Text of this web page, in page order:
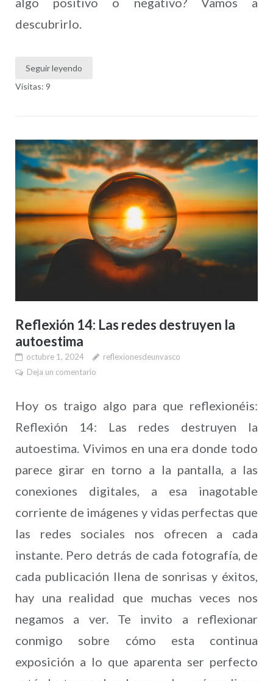
descubrirlo.
Seguir leyendo
Visitas: 9
Reflexión 14: Las redes destruyen la
autoestima
octubre 1, 2024
reflexionesdeunvasco
Deja un comentario
Hoy os traigo algo para que reflexionéis:
Reflexión 14: Las redes destruyen la
autoestima. Vivimos en una era donde todo
parece girar en torno a la pantalla, a las
conexiones digitales, a esa inagotable
corriente de imágenes y vidas perfectas que
las redes sociales nos ofrecen a cada
instante. Pero detrás de cada fotografía, de
cada publicación llena de sonrisas y éxitos,
hay una realidad que muchas veces nos
negamos a ver. Te invito a reflexionar
conmigo sobre cómo esta continua
exposición a lo que aparenta ser perfecto